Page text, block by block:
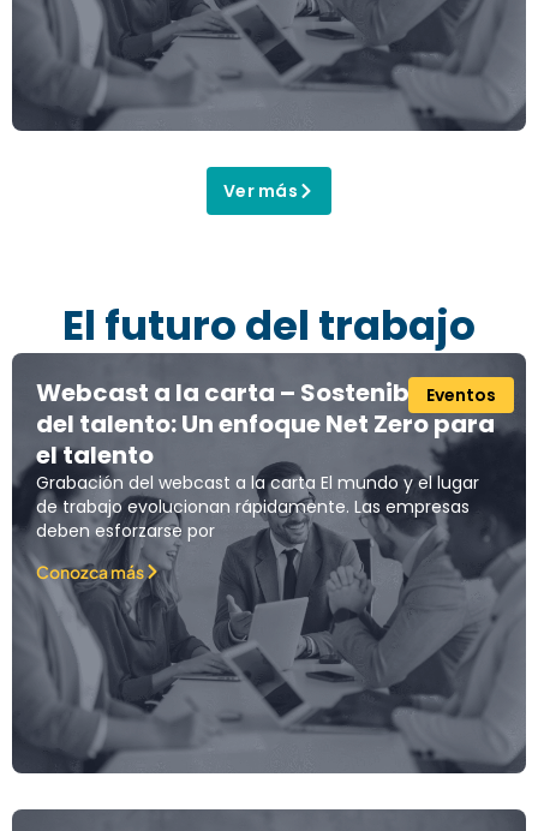
Ver más
El futuro del trabajo
Eventos
Webcast a la carta – Sostenibilidad
del talento: Un enfoque Net Zero para
el talento
Grabación del webcast a la carta El mundo y el lugar
de trabajo evolucionan rápidamente. Las empresas
deben esforzarse por
Conozca más